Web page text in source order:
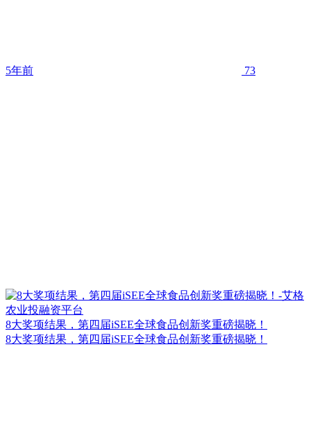
5年前 73
8大奖项结果，第四届iSEE全球食品创新奖重磅揭晓！
8大奖项结果，第四届iSEE全球食品创新奖重磅揭晓！